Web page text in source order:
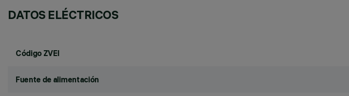
DATOS ELÉCTRICOS
Código ZVEI
Fuente de alimentación